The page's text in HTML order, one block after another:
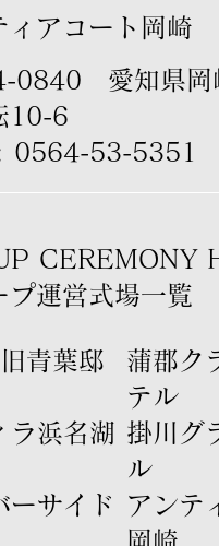
CEREMONY
プ運営式場一覧
青葉邸
蒲郡ク
テル
ラ浜名湖
アンテ
掛川グ
ル
ーサイド
0840 愛知県岡
10-6
0564-53-5351
ィアコート岡崎